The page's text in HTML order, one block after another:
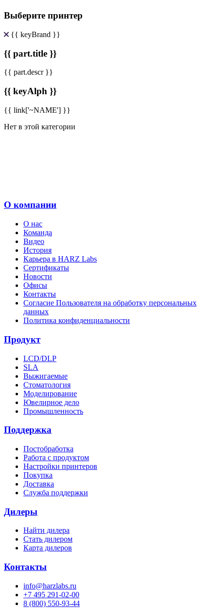
Выберите принтер
{{ keyBrand }}
{{ part.title }}
{{ part.descr }}
{{ keyAlph }}
{{ link['~NAME'] }}
Нет в этой категории
О компании
О нас
Команда
Видео
История
Карьера в HARZ Labs
Сертификаты
Новости
Офисы
Контакты
Согласие Пользователя на обработку персональных
данных
Политика конфиденциальности
Продукт
LCD/DLP
SLA
Выжигаемые
Стоматология
Моделирование
Ювелирное дело
Промышленность
Поддержка
Постобработка
Работа с продуктом
Настройки принтеров
Покупка
Доставка
Служба поддержки
Дилеры
Найти дилера
Cтать дилером
Карта дилеров
Контакты
info@harzlabs.ru
+7 495 291-02-00
8 (800) 550-93-44